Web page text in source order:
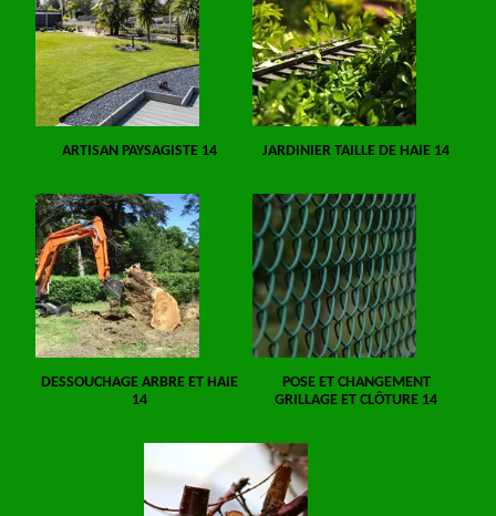
ARTISAN PAYSAGISTE 14 JARDINIER TAILLE DE HAIE 14
DESSOUCHAGE ARBRE ET HAIE
14
POSE ET CHANGEMENT
GRILLAGE ET CLÔTURE 14